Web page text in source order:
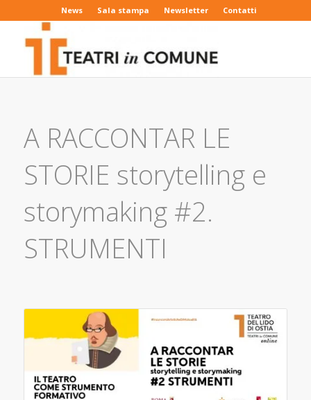
News Sala stampa Newsletter Contatti
A RACCONTAR LE
STORIE storytelling e
storymaking #2.
STRUMENTI